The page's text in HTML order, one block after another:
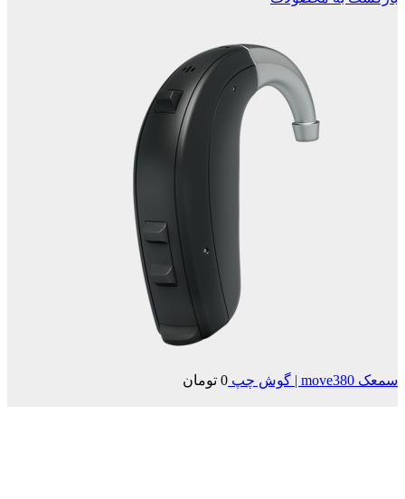
سمعک move380 | گوش چپ 0 تومان